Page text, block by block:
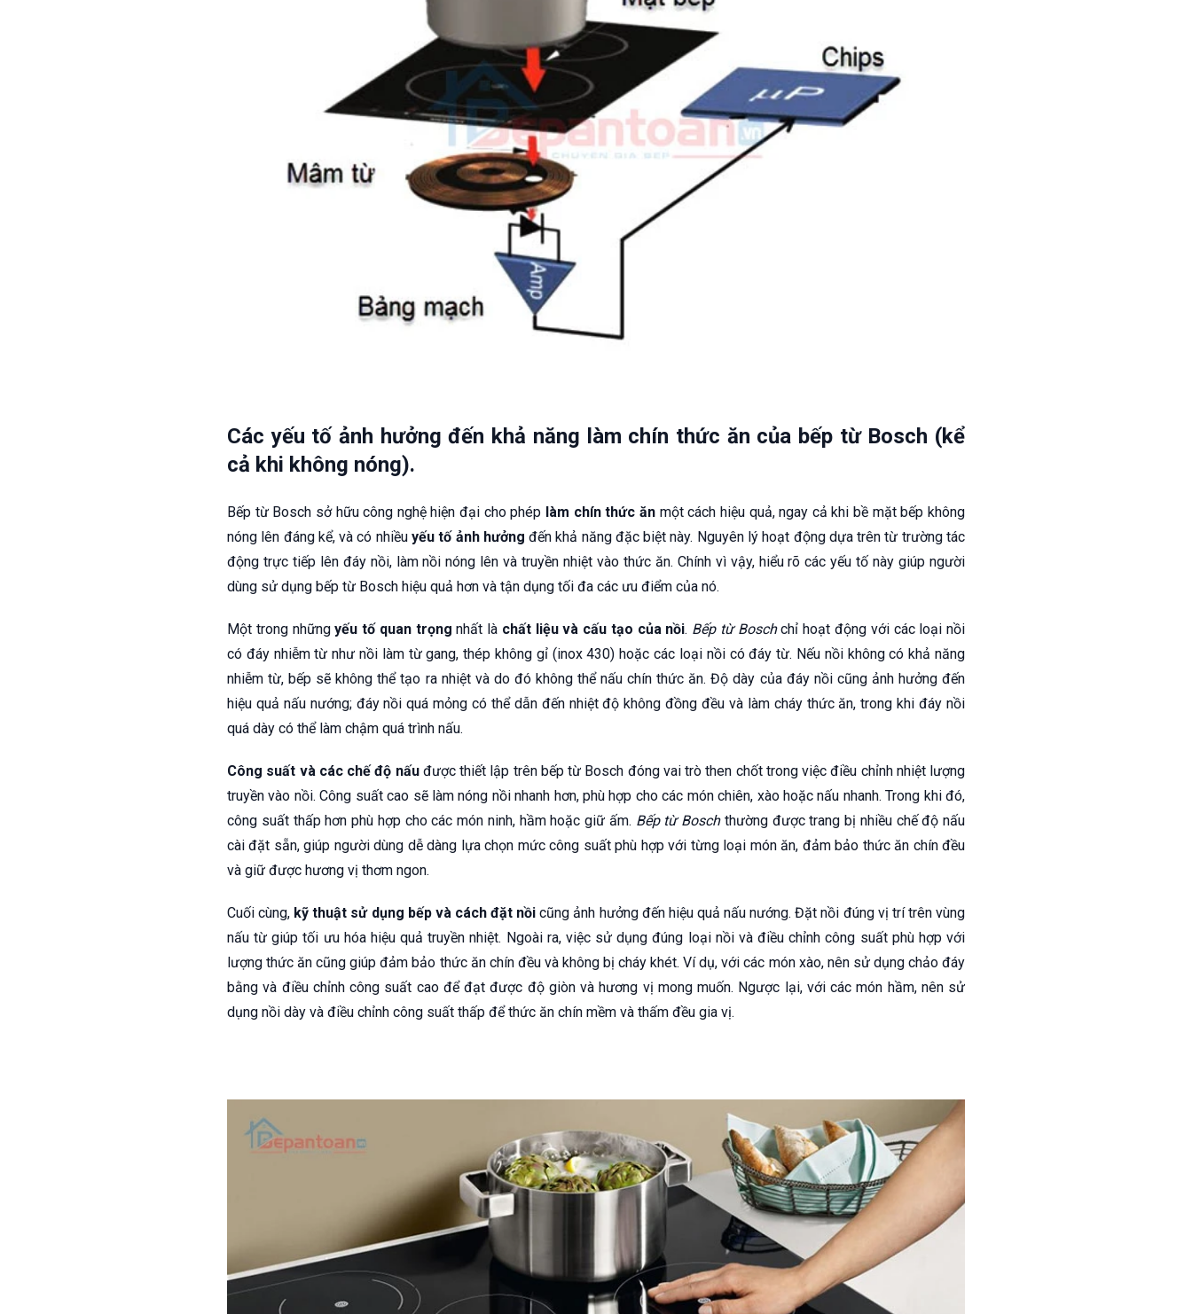
Các yếu tố ảnh hưởng đến khả năng làm chín thức ăn của bếp từ Bosch (kể
cả khi không nóng).
Bếp từ Bosch sở hữu công nghệ hiện đại cho phép làm chín thức ănmột cách hiệu quả, ngay cả khi bề mặt bếp không
nóng lên đáng kể, và có nhiều yếu tố ảnh hưởng đến khả năng đặc biệt này. Nguyên lý hoạt động dựa trên từ trường tác
động trực tiếp lên đáy nồi, làm nồi nóng lên và truyền nhiệt vào thức ăn. Chính vì vậy, hiểu rõ các yếu tố này giúp người
dùng sử dụng bếp từ Bosch hiệu quả hơn và tận dụng tối đa các ưu điểm của nó.
Một trong nhữngyếu tố quan trọng nhất là chất liệu và cấu tạo của nồi. Bếp từ Boschchỉ hoạt động với các loại nồi
có đáy nhiễm từ như nồi làm từ gang, thép không gỉ (inox 430) hoặc các loại nồi có đáy từ. Nếu nồi không có khả năng
nhiễm từ, bếp sẽ không thể tạo ra nhiệt và do đó không thể nấu chín thức ăn. Độ dày của đáy nồi cũng ảnh hưởng đến
hiệu quả nấu nướng; đáy nồi quá mỏng có thể dẫn đến nhiệt độ không đồng đều và làm cháy thức ăn, trong khi đáy nồi
quá dày có thể làm chậm quá trình nấu.
Công suất và các chế độ nấuđược thiết lập trên bếp từ Bosch đóng vai trò then chốt trong việc điều chỉnh nhiệt lượng
truyền vào nồi. Công suất cao sẽ làm nóng nồi nhanh hơn, phù hợp cho các món chiên, xào hoặc nấu nhanh. Trong khi đó,
công suất thấp hơn phù hợp cho các món ninh, hầm hoặc giữ ấm. Bếp từ Boschthường được trang bị nhiều chế độ nấu
cài đặt sẵn, giúp người dùng dễ dàng lựa chọn mức công suất phù hợp với từng loại món ăn, đảm bảo thức ăn chín đều
và giữ được hương vị thơm ngon.
Cuối cùng, kỹ thuật sử dụng bếp và cách đặt nồi cũng ảnh hưởng đến hiệu quả nấu nướng. Đặt nồi đúng vị trí trên vùng
nấu từ giúp tối ưu hóa hiệu quả truyền nhiệt. Ngoài ra, việc sử dụng đúng loại nồi và điều chỉnh công suất phù hợp với
lượng thức ăn cũng giúp đảm bảo thức ăn chín đều và không bị cháy khét. Ví dụ, với các món xào, nên sử dụng chảo đáy
bằng và điều chỉnh công suất cao để đạt được độ giòn và hương vị mong muốn. Ngược lại, với các món hầm, nên sử
dụng nồi dày và điều chỉnh công suất thấp để thức ăn chín mềm và thấm đều gia vị.